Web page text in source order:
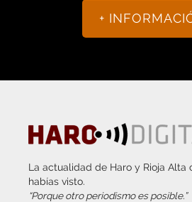
+
La actualidad de Haro y Rioja Alta
habías visto.
“Porque otro periodismo es posible.”